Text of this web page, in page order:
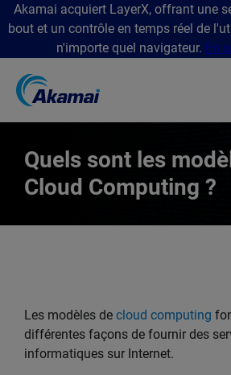
Akamai acquiert LayerX, offrant une
bout et un contrôle en temps réel de
n'importe quel navigateur. En
Quels sont les
Cloud Computing ?
Les modèles de cloud computing
différentes façons de fournir des
informatiques sur Internet.